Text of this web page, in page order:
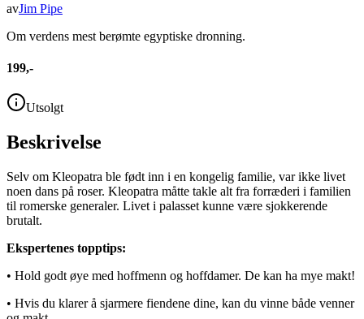
avJim Pipe
Om verdens mest berømte egyptiske dronning.
199,-
Utsolgt
Beskrivelse
Selv om Kleopatra ble født inn i en kongelig familie, var ikke livet
noen dans på roser. Kleopatra måtte takle alt fra forræderi i familien
til romerske generaler. Livet i palasset kunne være sjokkerende
brutalt.
Ekspertenes topptips:
• Hold godt øye med hoffmenn og hoffdamer. De kan ha mye makt!
• Hvis du klarer å sjarmere fiendene dine, kan du vinne både venner